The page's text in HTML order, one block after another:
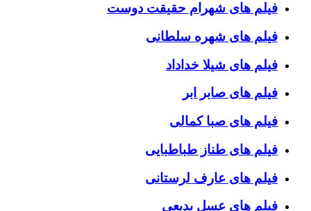
فیلم های شهرام حقیقت دوست
فیلم های شهره سلطانی
فیلم های شیلا خداداد
فیلم های صابر ابر
فیلم های صبا کمالی
فیلم های طناز طباطبایی
فیلم های عارف لرستانی
فیلم های عسل بدیعی